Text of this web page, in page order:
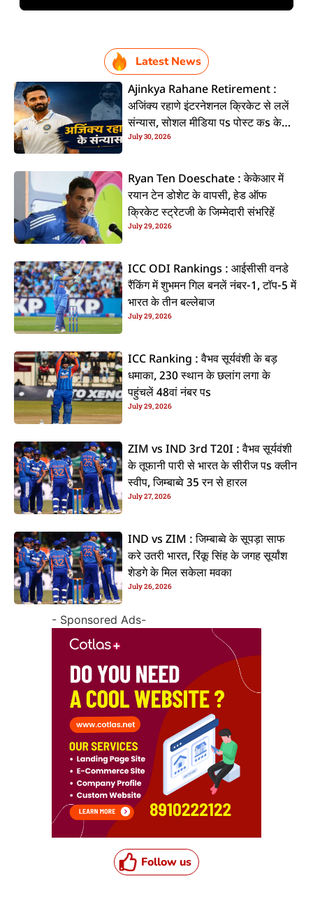
Latest News
Ajinkya Rahane Retirement :
अजिंक्य रहाणे इंटरनेशनल क्रिकेट से ललें
संन्यास, सोशल मीडिया पs पोस्ट कs के
कइलें एलान
July 30, 2026
Ryan Ten Doeschate : केकेआर में
रयान टेन डोशेट के वापसी, हेड ऑफ
क्रिकेट स्ट्रेटजी के जिम्मेदारी संभरिहें
July 29, 2026
ICC ODI Rankings : आईसीसी वनडे
रैंकिंग में शुभमन गिल बनलें नंबर-1, टॉप-5 में
भारत के तीन बल्लेबाज
July 29, 2026
ICC Ranking : वैभव सूर्यवंशी के बड़
धमाका, 230 स्थान के छलांग लगा के
पहुंचलें 48वां नंबर पs
July 29, 2026
ZIM vs IND 3rd T20I : वैभव सूर्यवंशी
के तूफानी पारी से भारत के सीरीज पs क्लीन
स्वीप, जिम्बाब्वे 35 रन से हारल
July 27, 2026
IND vs ZIM : जिम्बाब्वे के सूपड़ा साफ
करे उतरी भारत, रिंकू सिंह के जगह सूर्यांश
शेडगे के मिल सकेला मवका
July 26, 2026
- Sponsored Ads-
Follow us